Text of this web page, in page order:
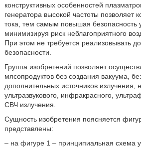
конструктивных особенностей
генератора высокой частоты позволяет
тока, тем самым повышая безопасность
минимизируя риск неблагоприятного
При этом не требуется реализовывать
безопасности.
Группа изобретений позволяет
мясопродуктов без создания вакуума,
дополнительных источников излучения,
ультразвукового, инфракрасного,
СВЧ излучения.
Сущность изобретения поясняется
представлены:
– на фигуре 1 – принципиальная схема